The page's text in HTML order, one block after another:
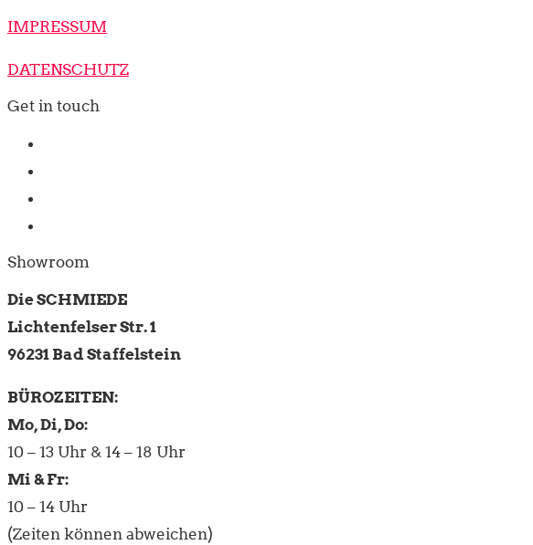
IMPRESSUM
DATENSCHUTZ
Get in touch
Showroom
Die SCHMIEDE
Lichtenfelser Str. 1
96231 Bad Staffelstein
BÜROZEITEN:
Mo, Di, Do:
10 – 13 Uhr & 14 – 18 Uhr
Mi & Fr:
10 – 14 Uhr
(Zeiten können abweichen)